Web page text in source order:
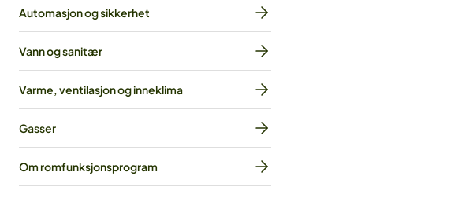
Automasjon og sikkerhet
Vann og sanitær
Varme, ventilasjon og inneklima
Gasser
Om romfunksjonsprogram